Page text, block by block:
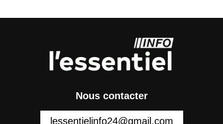
Nous contacter
lessentielinfo24@gmail.com